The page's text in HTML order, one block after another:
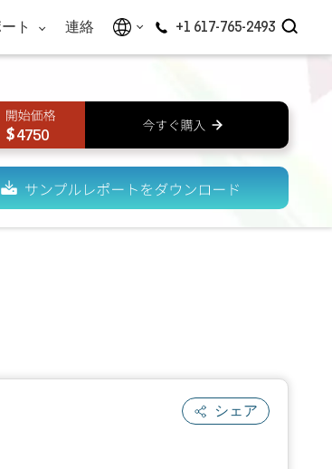
ト 連絡 +1 617-765-2493
4750
シェア